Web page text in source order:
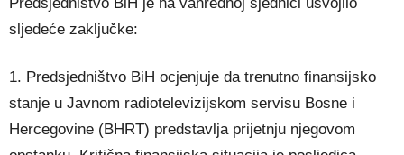
sljedeće zaključke:
1. Predsjedništvo BiH ocjenjuje da trenutno finansijsko
stanje u Javnom radiotelevizijskom servisu Bosne i
Hercegovine (BHRT) predstavlja prijetnju njegovom